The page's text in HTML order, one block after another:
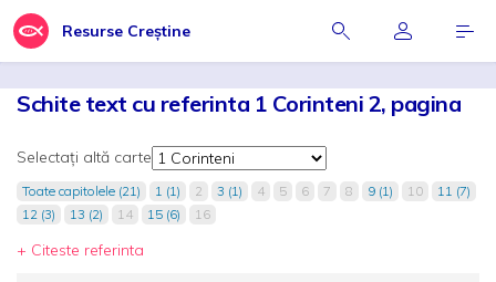
Resurse Creștine
Schite text cu referinta 1 Corinteni 2, pagina
Selectați altă carte
Toate capitolele (21) 1 (1) 2 3 (1) 4 5 6 7 8 9 (1) 10
11 (7)
12 (3)
13 (2) 14 15 (6) 16
+ Citeste referinta